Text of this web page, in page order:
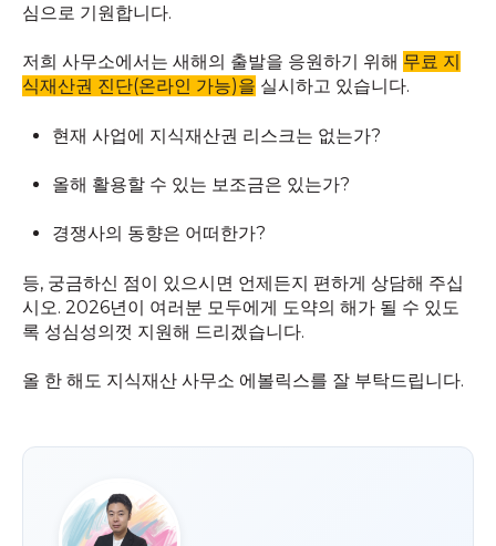
심으로 기원합니다.
저희 사무소에서는 새해의 출발을 응원하기 위해 무료 지
식재산권 진단(온라인 가능)을 실시하고 있습니다.
현재 사업에 지식재산권 리스크는 없는가?
올해 활용할 수 있는 보조금은 있는가?
경쟁사의 동향은 어떠한가?
등, 궁금하신 점이 있으시면 언제든지 편하게 상담해 주십
시오. 2026년이 여러분 모두에게 도약의 해가 될 수 있도
록 성심성의껏 지원해 드리겠습니다.
올 한 해도 지식재산 사무소 에볼릭스를 잘 부탁드립니다.